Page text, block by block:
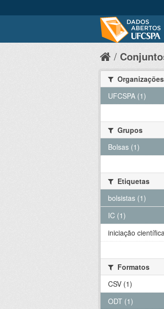
Organizações
UFCSPA (1)
Grupos
Bolsas (1)
Etiquetas
bolsistas (1)
IC (1)
iniciação
Formatos
CSV (1)
ODT (1)